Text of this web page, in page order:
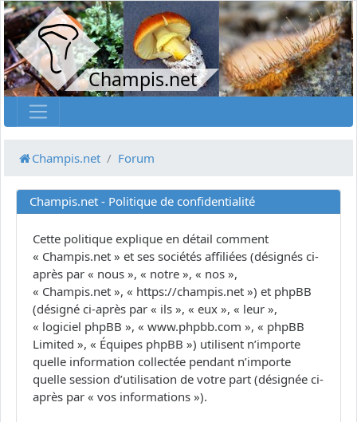
Champis.net
Champis.net Forum
Champis.net - Politique de confidentialité
Cette politique explique en détail comment
« Champis.net » et ses sociétés affiliées (désignés ci-
après par « nous », « notre », « nos »,
« Champis.net », « https://champis.net ») et phpBB
(désigné ci-après par « ils », « eux », « leur »,
« logiciel phpBB », « www.phpbb.com », « phpBB
Limited », « Équipes phpBB ») utilisent n’importe
quelle information collectée pendant n’importe
quelle session d’utilisation de votre part (désignée ci-
après par « vos informations »).